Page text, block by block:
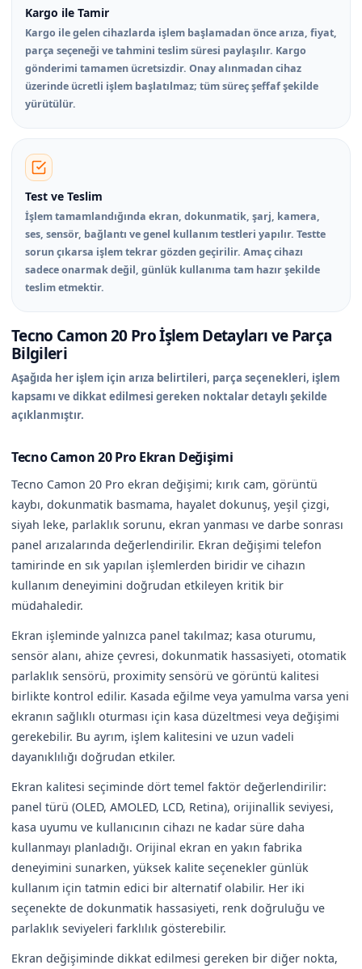
Kargo ile Tamir
Kargo ile gelen cihazlarda işlem başlamadan önce arıza, fiyat,
parça seçeneği ve tahmini teslim süresi paylaşılır. Kargo
gönderimi tamamen ücretsizdir. Onay alınmadan cihaz
üzerinde ücretli işlem başlatılmaz; tüm süreç şeffaf şekilde
yürütülür.
Test ve Teslim
İşlem tamamlandığında ekran, dokunmatik, şarj, kamera,
ses, sensör, bağlantı ve genel kullanım testleri yapılır. Testte
sorun çıkarsa işlem tekrar gözden geçirilir. Amaç cihazı
sadece onarmak değil, günlük kullanıma tam hazır şekilde
teslim etmektir.
Tecno Camon 20 Pro İşlem Detayları ve Parça
Bilgileri
Aşağıda her işlem için arıza belirtileri, parça seçenekleri, işlem
kapsamı ve dikkat edilmesi gereken noktalar detaylı şekilde
açıklanmıştır.
Tecno Camon 20 Pro Ekran Değişimi
Tecno Camon 20 Pro ekran değişimi; kırık cam, görüntü
kaybı, dokunmatik basmama, hayalet dokunuş, yeşil çizgi,
siyah leke, parlaklık sorunu, ekran yanması ve darbe sonrası
panel arızalarında değerlendirilir. Ekran değişimi telefon
tamirinde en sık yapılan işlemlerden biridir ve cihazın
kullanım deneyimini doğrudan etkileyen kritik bir
müdahaledir.
Ekran işleminde yalnızca panel takılmaz; kasa oturumu,
sensör alanı, ahize çevresi, dokunmatik hassasiyeti, otomatik
parlaklık sensörü, proximity sensörü ve görüntü kalitesi
birlikte kontrol edilir. Kasada eğilme veya yamulma varsa yeni
ekranın sağlıklı oturması için kasa düzeltmesi veya değişimi
gerekebilir. Bu ayrım, işlem kalitesini ve uzun vadeli
dayanıklılığı doğrudan etkiler.
Ekran kalitesi seçiminde dört temel faktör değerlendirilir:
panel türü (OLED, AMOLED, LCD, Retina), orijinallik seviyesi,
kasa uyumu ve kullanıcının cihazı ne kadar süre daha
kullanmayı planladığı. Orijinal ekran en yakın fabrika
deneyimini sunarken, yüksek kalite seçenekler günlük
kullanım için tatmin edici bir alternatif olabilir. Her iki
seçenekte de dokunmatik hassasiyeti, renk doğruluğu ve
parlaklık seviyeleri farklılık gösterebilir.
Ekran değişiminde dikkat edilmesi gereken bir diğer nokta,